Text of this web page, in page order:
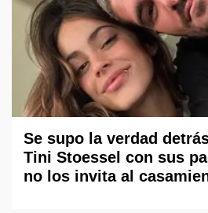
Se supo la verdad
Tini Stoessel con sus
no los invita al